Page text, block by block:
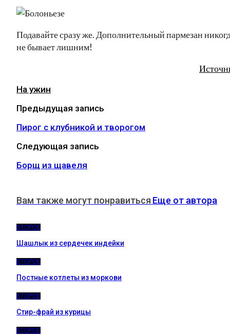
Подавайте сразу же. Дополнительный пармезан
не бывает лишним!
На ужин
Предыдущая запись
Пирог с клубникой и творогом
Следующая запись
Борщ из щавеля
Вам также могут понравиться Еще от автора
ВТОРОЕ
Шашлык из сердечек индейки
ВТОРОЕ
Постные котлеты из моркови
ВТОРОЕ
Стир-фрай из курицы
ВТОРОЕ